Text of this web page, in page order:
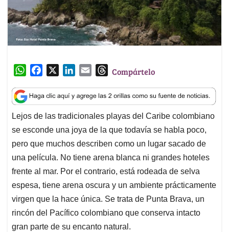
W
a
t
s
A
p
p
c
e
b
o
o
k
n
k
e
d
I
n
a
i
l
T
r
e
a
d
s
Compártelo
Lejos de las tradicionales playas del Caribe colombiano
se esconde una joya de la que todavía se habla poco,
pero que muchos describen como un lugar sacado de
una película. No tiene arena blanca ni grandes hoteles
frente al mar. Por el contrario, está rodeada de selva
espesa, tiene arena oscura y un ambiente prácticamente
virgen que la hace única. Se trata de Punta Brava, un
rincón del Pacífico colombiano que conserva intacto
gran parte de su encanto natural.